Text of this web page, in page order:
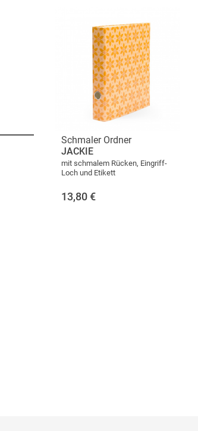
Schmaler Ordner
JACKIE
mit schmalem Rücken, Eingriff-
Loch und Etikett
13,80 €